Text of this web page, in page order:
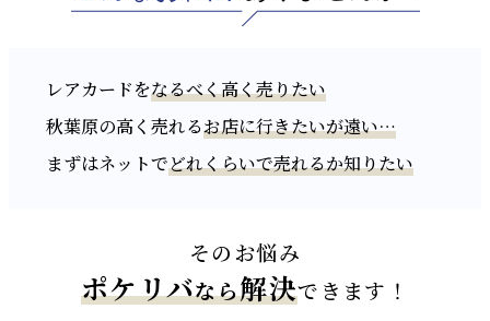
レアカードをなるべく高く売りたい
秋葉原の高く売れるお店に行きたいが遠い…
まずはネットでどれくらいで売れるか知りたい
そのお悩み
ポケリバなら解決できます！